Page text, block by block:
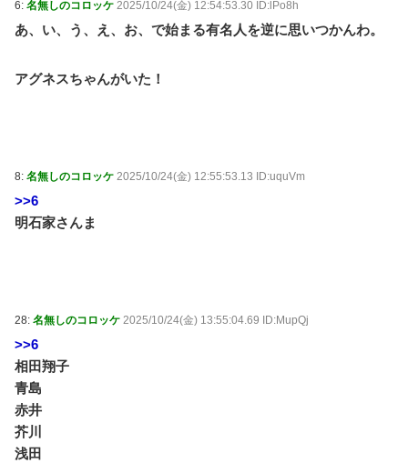
6: 名無しのコロッケ 2025/10/24(金) 12:54:53.30 ID:lPo8h
あ、い、う、え、お、で始まる有名人を逆に思いつかんわ。
アグネスちゃんがいた！
8: 名無しのコロッケ 2025/10/24(金) 12:55:53.13 ID:uquVm
>>6
明石家さんま
28: 名無しのコロッケ 2025/10/24(金) 13:55:04.69 ID:MupQj
>>6
相田翔子
青島
赤井
芥川
浅田